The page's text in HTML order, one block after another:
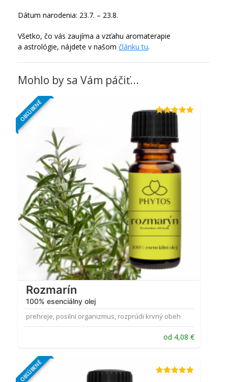
Dátum narodenia: 23.7. – 23.8.
Všetko, čo vás zaujíma a vzťahu aromaterapie
a astrológie, nájdete v našom článku tu.
Mohlo by sa Vám páčiť...
OBĽÚBENÉ
Rozmarín
100% esenciálny olej
prehreje, posilní organizmus, rozprúdi krvný obeh
z 5
od 4,08 €
OBĽÚBENÉ